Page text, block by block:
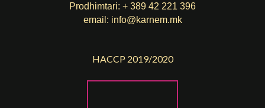
Prodhimtari: + 389 42 221 396
email: info@karnem.mk
HACCP 2019/2020